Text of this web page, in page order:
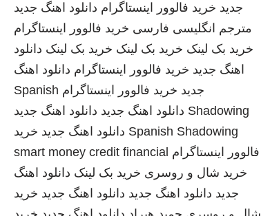
جدید خرید فالوور اینستاگرام دانلود اهنگ جدید
مترجم انگلیسی فارسی خرید فالوور اینستاگرام
خرید بک لینک خرید بک لینک خرید بک لینک دانلود
اهنگ جدید خرید فالوور اینستاگرام دانلود اهنگ
جدید خرید فالوور اینستاگرام Spanish
Shadowing دانلود اهنگ جدید دانلود اهنگ جدید
Spanish Shadowing دانلود اهنگ جدید خرید
فالوور اینستاگرام smart money credit financial
خرید شال و روسری خرید بک لینک دانلود اهنگ
جدید دانلود اهنگ جدید دانلود اهنگ جدید خرید